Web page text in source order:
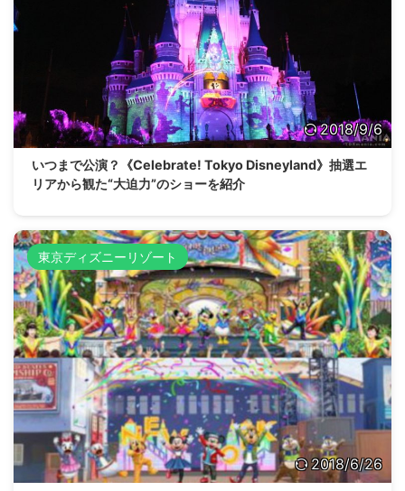
2018/9/6
いつまで公演？《Celebrate! Tokyo Disneyland》抽選エ
リアから観た“大迫力”のショーを紹介
東京ディズニーリゾート
2018/6/26